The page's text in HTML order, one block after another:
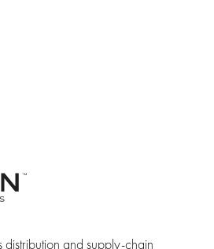
distribution and supply-chain